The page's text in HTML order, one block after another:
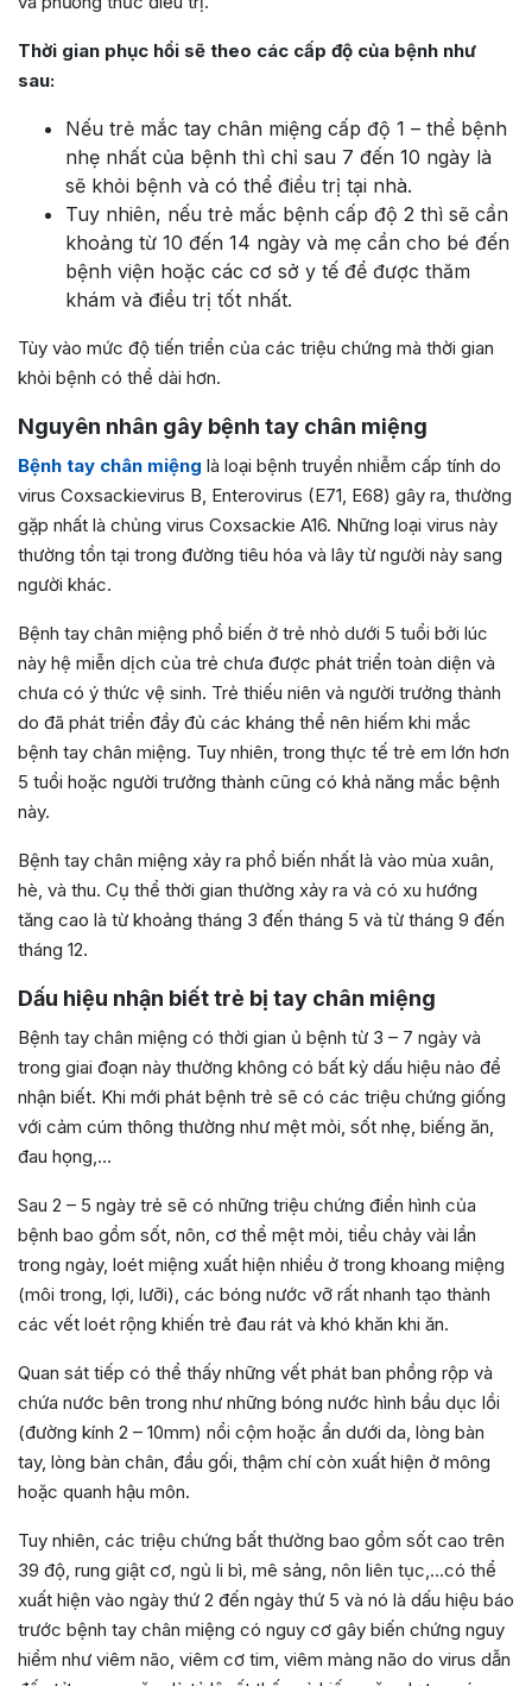
Thời gian phục hồi sẽ theo các cấp độ của bệnh như
sau:
Nếu trẻ mắc tay chân miệng cấp độ 1 – thể bệnh
nhẹ nhất của bệnh thì chỉ sau 7 đến 10 ngày là
sẽ khỏi bệnh và có thể điều trị tại nhà.
Tuy nhiên, nếu trẻ mắc bệnh cấp độ 2 thì sẽ cần
khoảng từ 10 đến 14 ngày và mẹ cần cho bé đến
bệnh viện hoặc các cơ sở y tế để được thăm
khám và điều trị tốt nhất.
Tùy vào mức độ tiến triển của các triệu chứng mà thời gian
khỏi bệnh có thể dài hơn.
Nguyên nhân gây bệnh tay chân miệng
Bệnh tay chân miệng là loại bệnh truyền nhiễm cấp tính do
virus Coxsackievirus B, Enterovirus (E71, E68) gây ra, thường
gặp nhất là chủng virus Coxsackie A16. Những loại virus này
thường tồn tại trong đường tiêu hóa và lây từ người này sang
người khác.
Bệnh tay chân miệng phổ biến ở trẻ nhỏ dưới 5 tuổi bởi lúc
này hệ miễn dịch của trẻ chưa được phát triển toàn diện và
chưa có ý thức vệ sinh. Trẻ thiếu niên và người trưởng thành
do đã phát triển đầy đủ các kháng thể nên hiếm khi mắc
bệnh tay chân miệng. Tuy nhiên, trong thực tế trẻ em lớn hơn
5 tuổi hoặc người trưởng thành cũng có khả năng mắc bệnh
này.
Bệnh tay chân miệng xảy ra phổ biến nhất là vào mùa xuân,
hè, và thu. Cụ thể thời gian thường xảy ra và có xu hướng
tăng cao là từ khoảng tháng 3 đến tháng 5 và từ tháng 9 đến
tháng 12.
Dấu hiệu nhận biết trẻ bị tay chân miệng
Bệnh tay chân miệng có thời gian ủ bệnh từ 3 – 7 ngày và
trong giai đoạn này thường không có bất kỳ dấu hiệu nào để
nhận biết. Khi mới phát bệnh trẻ sẽ có các triệu chứng giống
với cảm cúm thông thường như mệt mỏi, sốt nhẹ, biếng ăn,
đau họng,…
Sau 2 – 5 ngày trẻ sẽ có những triệu chứng điển hình của
bệnh bao gồm sốt, nôn, cơ thể mệt mỏi, tiểu chảy vài lần
trong ngày, loét miệng xuất hiện nhiều ở trong khoang miệng
(môi trong, lợi, lưỡi), các bóng nước vỡ rất nhanh tạo thành
các vết loét rộng khiến trẻ đau rát và khó khăn khi ăn.
Quan sát tiếp có thể thấy những vết phát ban phồng rộp và
chứa nước bên trong như những bóng nước hình bầu dục lồi
(đường kính 2 – 10mm) nổi cộm hoặc ẩn dưới da, lòng bàn
tay, lòng bàn chân, đầu gối, thậm chí còn xuất hiện ở mông
hoặc quanh hậu môn.
Tuy nhiên, các triệu chứng bất thường bao gồm sốt cao trên
39 độ, rung giật cơ, ngủ li bì, mê sảng, nôn liên tục,…có thể
xuất hiện vào ngày thứ 2 đến ngày thứ 5 và nó là dấu hiệu báo
trước bệnh tay chân miệng có nguy cơ gây biến chứng nguy
hiểm như viêm não, viêm cơ tim, viêm màng não do virus dẫn